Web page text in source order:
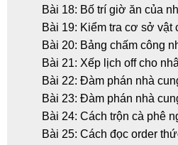
Bài 18: Bố trí giờ ăn của
Bài 19: Kiểm tra cơ sở vật
Bài 20: Bảng chấm công
Bài 21: Xếp lịch off cho
Bài 22: Đàm phán nhà
Bài 23: Đàm phán nhà
Bài 24: Cách trộn cà phê
Bài 25: Cách đọc order